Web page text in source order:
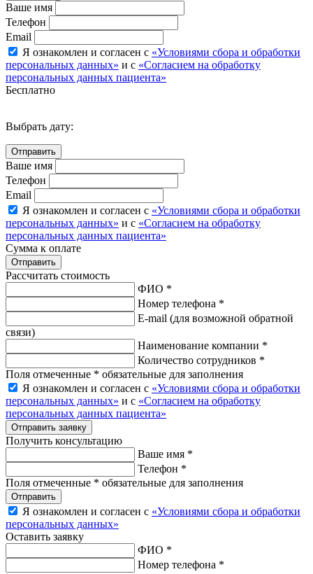
Ваше имя
Телефон
Email
Я ознакомлен и согласен с «Условиями сбора и обработки
персональных данных» и с «Согласием на обработку
персональных данных пациента»
Бесплатно
Выбрать дату:
Ваше имя
Телефон
Email
Я ознакомлен и согласен с «Условиями сбора и обработки
персональных данных» и с «Согласием на обработку
персональных данных пациента»
Сумма к оплате
Рассчитать стоимость
ФИО *
Номер телефона *
E-mail (для возможной обратной
связи)
Наименование компании *
Количество сотрудников *
Поля отмеченные * обязательные для заполнения
Я ознакомлен и согласен с «Условиями сбора и обработки
персональных данных» и с «Согласием на обработку
персональных данных пациента»
Отправить заявку
Получить консультацию
Ваше имя *
Телефон *
Поля отмеченные * обязательные для заполнения
Отправить
Я ознакомлен и согласен с «Условиями сбора и обработки
персональных данных»
Оставить заявку
ФИО *
Номер телефона *